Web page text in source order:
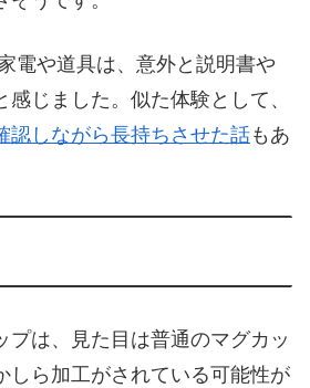
電や道具は、意外と説明書や
じました。似た体験として、
認しながら長持ちさせた話もあ
プは、見た目は普通のマグカッ
しら加工がされている可能性が